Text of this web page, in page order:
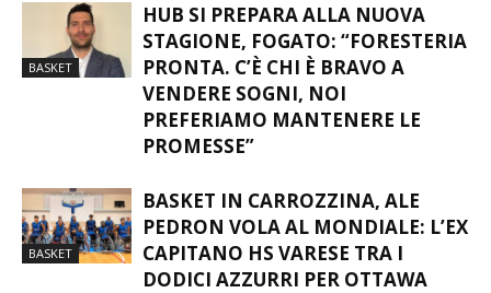
BASKET
HUB SI PREPARA ALLA NUOVA
STAGIONE, FOGATO: “FORESTERIA
PRONTA. C’È CHI È BRAVO A
VENDERE SOGNI, NOI
PREFERIAMO MANTENERE LE
PROMESSE”
BASKET
BASKET IN CARROZZINA, ALE
PEDRON VOLA AL MONDIALE: L’EX
CAPITANO HS VARESE TRA I
DODICI AZZURRI PER OTTAWA